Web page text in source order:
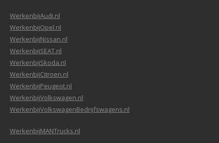
WerkenbijAudi.nl
WerkenbijOpel.nl
WerkenbijNissan.nl
WerkenbijSEAT.nl
WerkenbijSkoda.nl
WerkenbijCitroen.nl
WerkenbijPeugeot.nl
WerkenbijVolkswagen.nl
WerkenbijVolkswagenBedrijfswagens.nl
WerkenbijMANTrucks.nl